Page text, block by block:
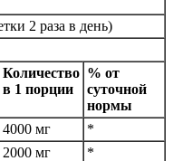
2 раза в день)
Количество
в 1 порции
% от
суточной
нормы
4000 мг
*
2000 мг
*